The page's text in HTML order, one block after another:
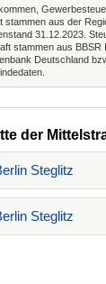
stammen aus der
31.12.2023.
stammen aus
Deutschland
der
Steglitz
Steglitz